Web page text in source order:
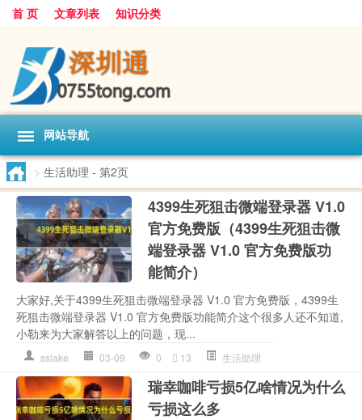
首 页 文章列表 知识分类
网站导航
> 生活助理 - 第2页
4399生死狙击微端登录器 V1.0
官方免费版（4399生死狙击微
端登录器 V1.0 官方免费版功
能简介）
大家好,关于4399生死狙击微端登录器 V1.0 官方免费版，4399生
死狙击微端登录器 V1.0 官方免费版功能简介这个很多人还不知道,
小勒来为大家解答以上的问题，现...
sslake 03-09 0 13 生活助理
瑞幸咖啡亏损5亿啥情况为什么
亏损这么多